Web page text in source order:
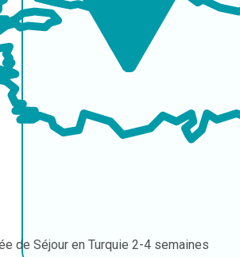
de Séjour en Turquie 2-4 semaines